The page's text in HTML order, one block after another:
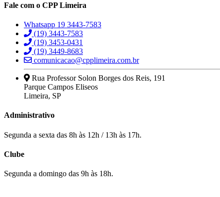
Fale com o CPP Limeira
Whatsapp 19 3443-7583
(19) 3443-7583
(19) 3453-0431
(19) 3449-8683
comunicacao@cpplimeira.com.br
Rua Professor Solon Borges dos Reis, 191
Parque Campos Eliseos
Limeira, SP
Administrativo
Segunda a sexta das 8h às 12h / 13h às 17h.
Clube
Segunda a domingo das 9h às 18h.